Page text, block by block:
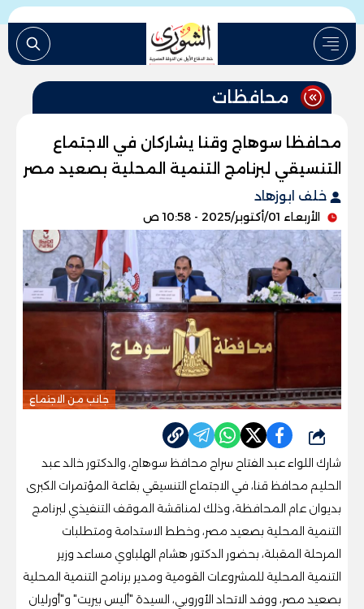
محافظات
محافظا سوهاج وقنا يشاركان في الاجتماع
التنسيقي لبرنامج التنمية المحلية بصعيد مصر
خلف ابوزهاد
الأربعاء 01/أكتوبر/2025 - 10:58 ص
جانب من الاجتماع
شارك
شارك اللواء عبد الفتاح سراج محافظ سوهاج، والدكتور خالد عبد
الحليم محافظ قنا، في الاجتماع التنسيقي بقاعة المؤتمرات الكبرى
بديوان عام المحافظة، وذلك لمناقشة الموقف التنفيذي لبرنامج
التنمية المحلية بصعيد مصر، وخطط الاستدامة ومتطلبات
المرحلة المقبلة، بحضور الدكتور هشام الهلباوي مساعد وزير
التنمية المحلية للمشروعات القومية ومدير برنامج التنمية المحلية
بصعيد مصر، ووفد الاتحاد الأوروبي، السيدة "أليس بيريت" و"أورليان